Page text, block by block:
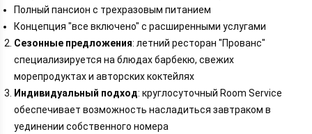
Полный пансион с трехразовым питанием
Концепция "все включено" с расширенными услугами
Сезонные предложения: летний ресторан "Прованс"
специализируется на блюдах барбекю, свежих
морепродуктах и авторских коктейлях
Индивидуальный подход: круглосуточный Room Service
обеспечивает возможность насладиться завтраком в
уединении собственного номера